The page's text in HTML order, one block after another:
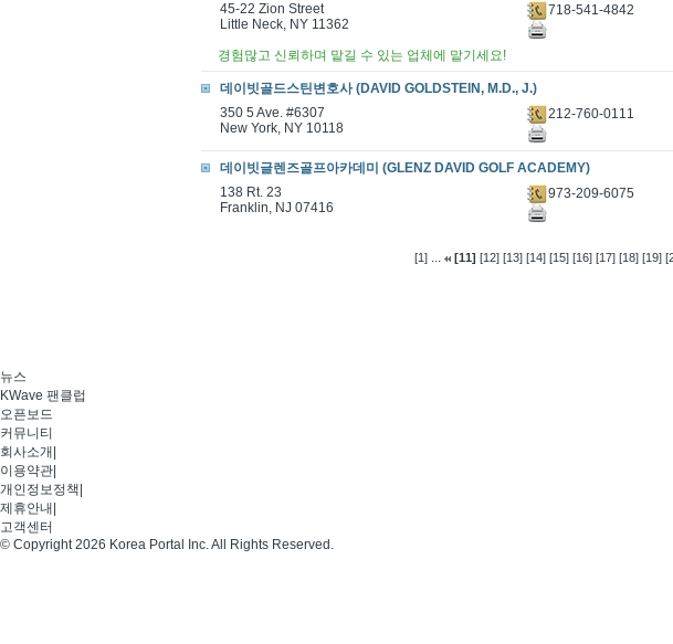
45-22 Zion Street
Little Neck, NY 11362
718-541-4842
경험많고 신뢰하며 맡길 수 있는 업체에 맡기세요!
데이빗골드스틴변호사 (DAVID GOLDSTEIN, M.D., J.)
350 5 Ave. #6307
New York, NY 10118
212-760-0111
데이빗글렌즈골프아카데미 (GLENZ DAVID GOLF ACADEMY)
138 Rt. 23
Franklin, NJ 07416
973-209-6075
[1]... [11] [12] [13] [14] [15] [16] [17] [18] [19]
뉴스
KWave 팬클럽
오픈보드
커뮤니티
회사소개
이용약관
개인정보정책
제휴안내
고객센터
© Copyright 2026 Korea Portal Inc. All Rights Reserved.